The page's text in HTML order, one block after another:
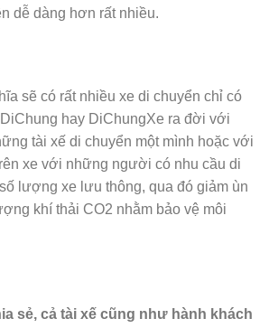
dễ dàng hơn rất nhiều.​
sẽ có rất nhiều xe di chuyển chỉ có
hay DiChungXe ra đời với
tài xế di chuyển một mình hoặc với
xe với những người có nhu cầu di
lượng xe lưu thông, qua đó giảm ùn
khí thải CO2 nhằm bảo vệ môi
sẻ, cả tài xế cũng như hành khách